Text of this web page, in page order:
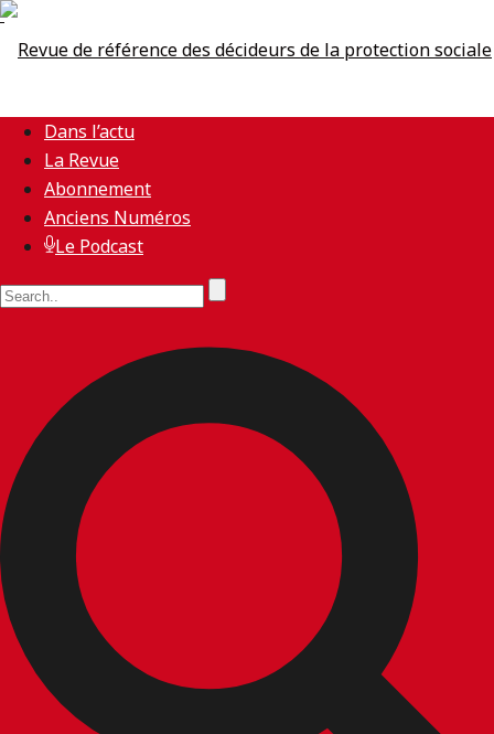
Dans l’actu
La Revue
Abonnement
Anciens Numéros
Le Podcast